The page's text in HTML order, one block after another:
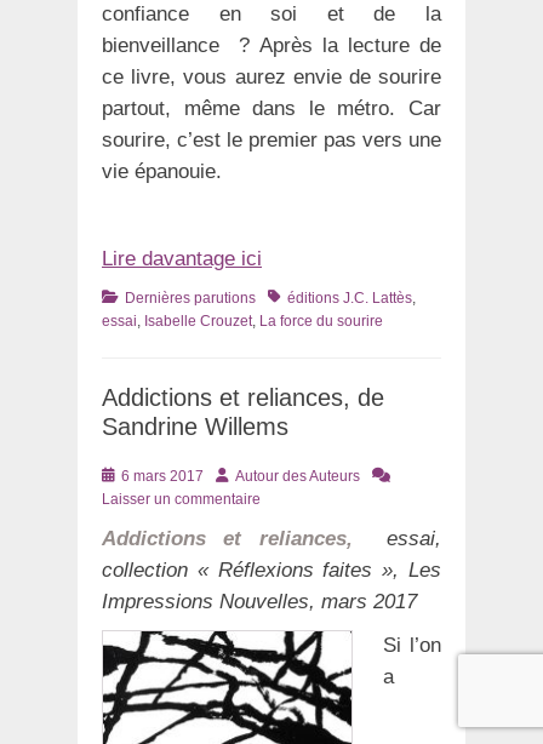
confiance en soi et de la
bienveillance ? Après la lecture de
ce livre, vous aurez envie de sourire
partout, même dans le métro. Car
sourire, c’est le premier pas vers une
vie épanouie.
Lire davantage ici
Catégories
Dernières parutions Tagséditions J.C. Lattès
essai Isabelle Crouzet La force du sourire
Addictions et reliances, de
Sandrine Willems
Posté
le
6 mars 2017 AuteurAutour des Auteurs
Laisser un commentaire
Addictions et reliances,
essai,
collection « Réflexions faites », Les
Impressions Nouvelles, mars 2017
Si l’on
a